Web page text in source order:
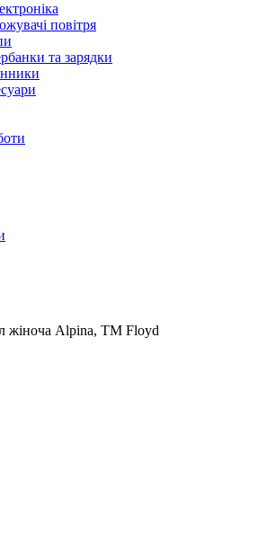
повітря
та зарядки
жіноча Alpina, TM Floyd